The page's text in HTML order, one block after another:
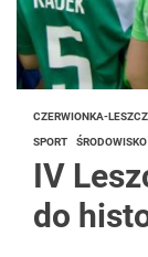
CZERWIONKA-
SPORT ŚRODOWISKO
IV
do